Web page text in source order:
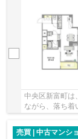
中央区新富町は
ながら、落ち着
町」駅を使えば
売買 | 中古マンシ